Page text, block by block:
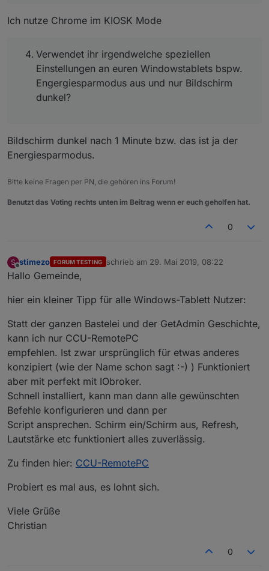
Ich nutze Chrome im KIOSK Mode
Verwendet ihr irgendwelche speziellen
Einstellungen an euren Windowstablets bspw.
Engergiesparmodus aus und nur Bildschirm
dunkel?
Bildschirm dunkel nach 1 Minute bzw. das ist ja der
Energiesparmodus.
Bitte keine Fragen per PN, die gehören ins Forum!
Benutzt das Voting rechts unten im Beitrag wenn er euch geholfen hat.
0
S
Offline
stimezo FORUM TESTING schrieb am 29. Mai 2019, 08:22
zuletzt editiert von
Hallo Gemeinde,
hier ein kleiner Tipp für alle Windows-Tablett Nutzer:
Statt der ganzen Bastelei und der GetAdmin Geschichte,
kann ich nur CCU-RemotePC
empfehlen. Ist zwar ursprünglich für etwas anderes
konzipiert (wie der Name schon sagt :-) ) Funktioniert
aber mit perfekt mit IObroker.
Schnell installiert, kann man dann alle gewünschten
Befehle konfigurieren und dann per
Script ansprechen. Schirm ein/Schirm aus, Refresh,
Lautstärke etc funktioniert alles zuverlässig.
Zu finden hier: CCU-RemotePC
Probiert es mal aus, es lohnt sich.
Viele Grüße
Christian
0